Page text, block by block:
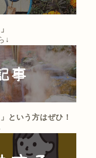
↓
という方はぜひ！